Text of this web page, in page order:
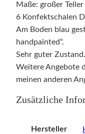
Maße: großer
6 Konfektschalen
Am Boden blau
handpainted“.
Sehr guter Zustand.
Weitere Angebote
meinen anderen
Zusätzliche
Hersteller